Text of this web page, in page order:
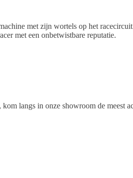
met zijn wortels op het
met een onbetwistbare reputatie.
langs in onze showroom de meest